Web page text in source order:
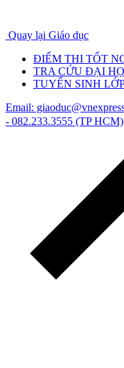
Quay lại Giáo dục
ĐIỂM THI TỐT
TRA CỨU ĐẠI
TUYỂN SINH
Email:
- 082.233.3555 (TP HCM)